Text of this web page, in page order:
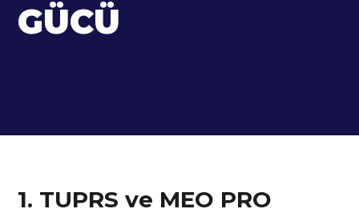
GÜCÜ
1. TUPRS ve MEO PRO